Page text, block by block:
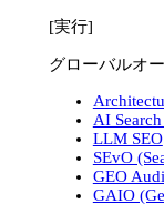
[実行]
グローバルオ
AI
LLM SEO
SEvO
GEO
GAIO